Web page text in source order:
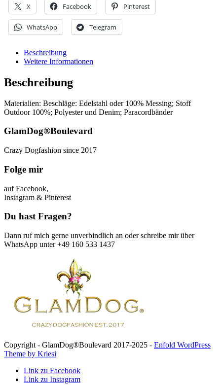
X Facebook Pinterest
WhatsApp Telegram
Beschreibung
Weitere Informationen
Beschreibung
Materialien: Beschläge: Edelstahl oder 100% Messing; Stoff
Outdoor 100%; Polyester und Denim; Paracordbänder
GlamDog®Boulevard
Crazy Dogfashion since 2017
Folge mir
auf Facebook,
Instagram & Pinterest
Du hast Fragen?
Dann ruf mich gerne unverbindlich an oder schreibe mir über
WhatsApp unter +49 160 533 1437
Copyright - GlamDog®Boulevard 2017-2025 - Enfold WordPress
Theme by Kriesi
Link zu Facebook
Link zu Instagram